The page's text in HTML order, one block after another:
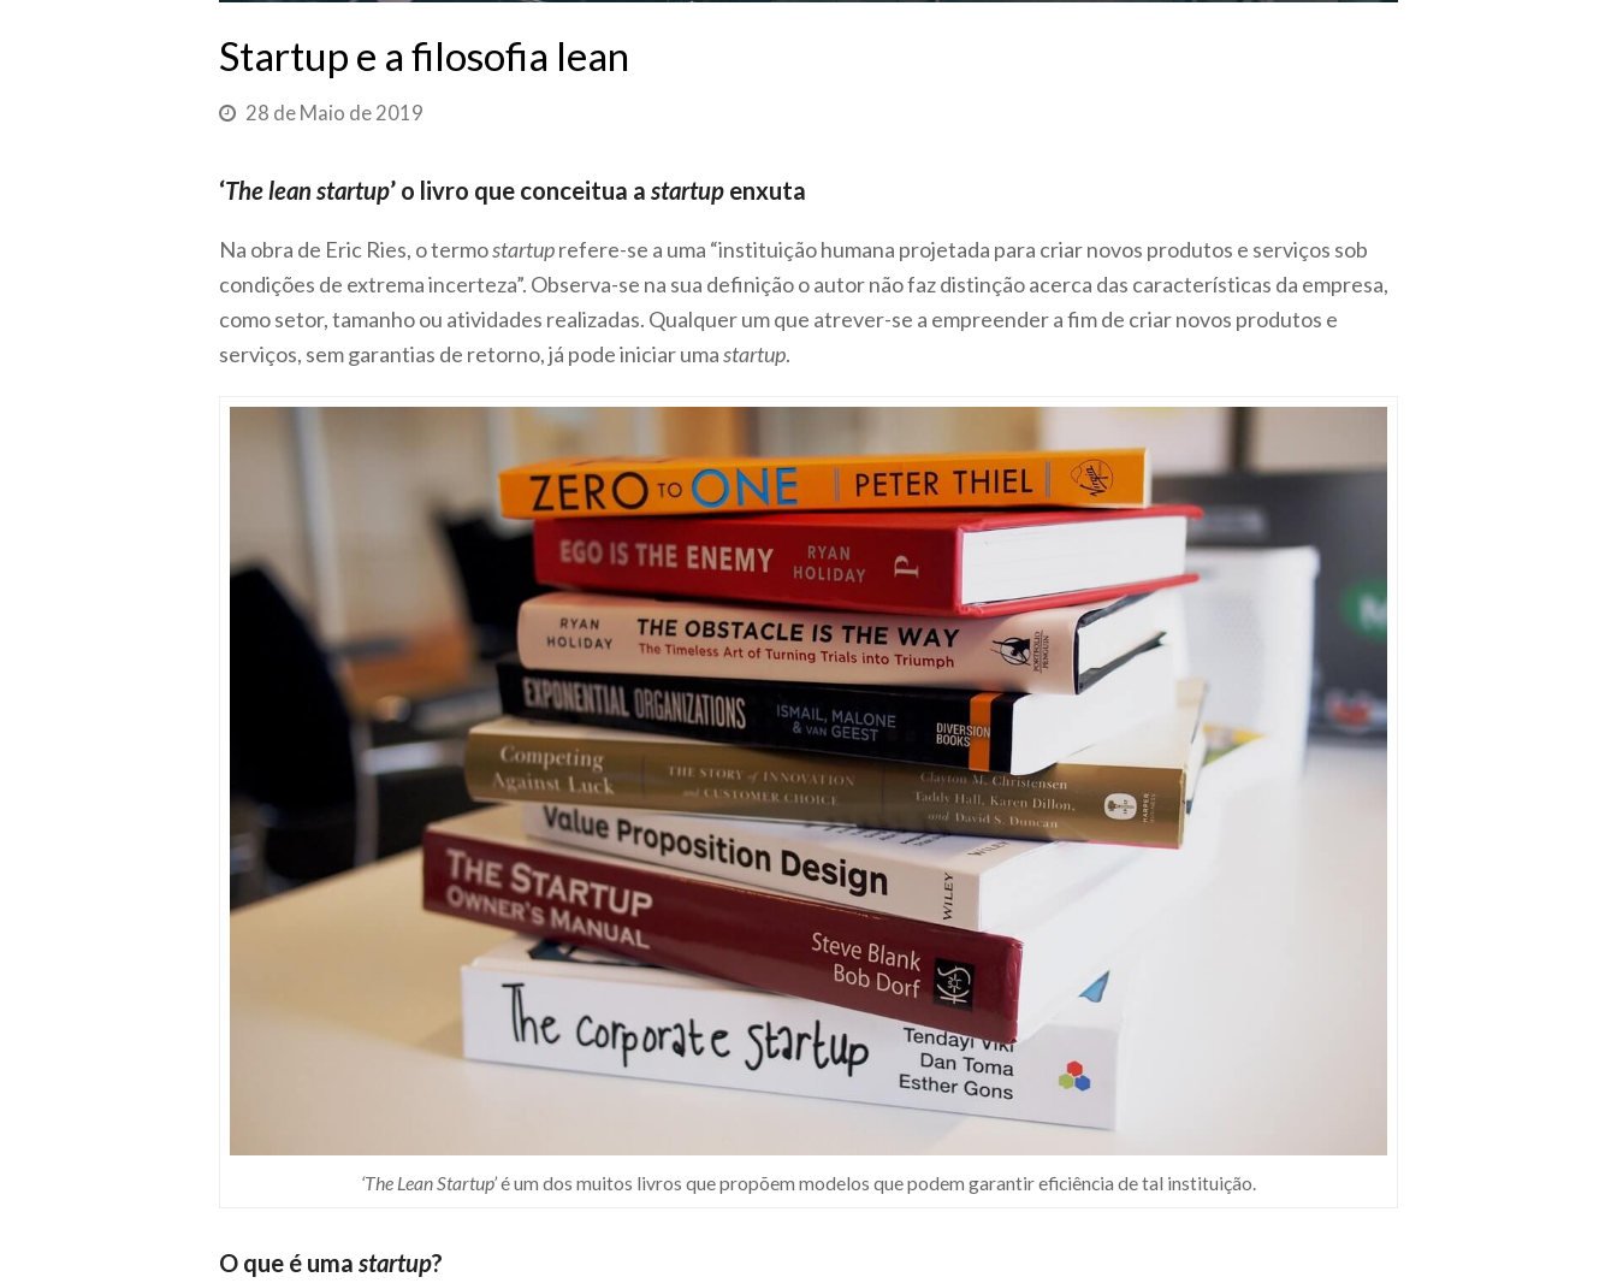
Startup e a filosofia lean
28 de Maio de 2019
‘The lean startup’ o livro que conceitua a startup enxuta
Na obra de Eric Ries, o termostartuprefere-se a uma “instituição humana projetada para criar novos produtos e serviços sob
condições de extrema incerteza”. Observa-se na sua definição o autor não faz distinção acerca das características da empresa,
como setor, tamanho ou atividades realizadas. Qualquer um que atrever-se a empreender a fim de criar novos produtos e
serviços, sem garantias de retorno, já pode iniciar umastartup.
‘The Lean Startup’é um dos muitos livros que propõem modelos que podem garantir eficiência de tal instituição.
O que é uma startup?